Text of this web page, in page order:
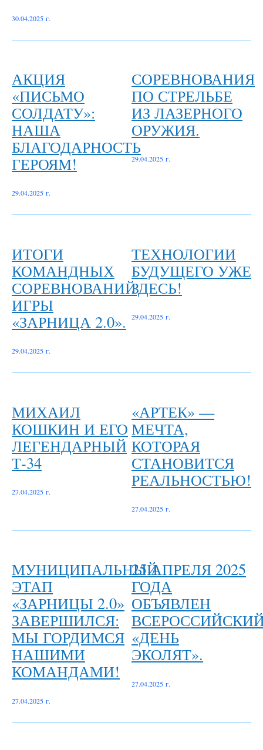
30.04.2025 г.
АКЦИЯ
«ПИСЬМО
СОЛДАТУ»:
НАША
БЛАГОДАРНОСТЬ
ГЕРОЯМ!
29.04.2025 г.
СОРЕВНОВАНИЯ
ПО СТРЕЛЬБЕ
ИЗ ЛАЗЕРНОГО
ОРУЖИЯ.
29.04.2025 г.
ИТОГИ
КОМАНДНЫХ
СОРЕВНОВАНИЙ
ИГРЫ
«ЗАРНИЦА 2.0».
29.04.2025 г.
ТЕХНОЛОГИИ
БУДУЩЕГО УЖЕ
ЗДЕСЬ!
29.04.2025 г.
МИХАИЛ
КОШКИН И ЕГО
ЛЕГЕНДАРНЫЙ
Т-34
27.04.2025 г.
«АРТЕК» —
МЕЧТА,
КОТОРАЯ
СТАНОВИТСЯ
РЕАЛЬНОСТЬЮ!
27.04.2025 г.
МУНИЦИПАЛЬНЫЙ
ЭТАП
«ЗАРНИЦЫ 2.0»
ЗАВЕРШИЛСЯ:
МЫ ГОРДИМСЯ
НАШИМИ
КОМАНДАМИ!
27.04.2025 г.
25 АПРЕЛЯ 2025
ГОДА
ОБЪЯВЛЕН
«ДЕНЬ
ЭКОЛЯТ».
27.04.2025 г.